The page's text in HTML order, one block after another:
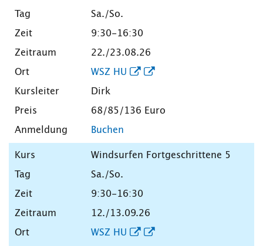
Sa./So.
9:30-16:30
22./23.08.26
WSZ HU
Dirk
68/85/136 Euro
Buchen
Windsurfen Fortgeschrittene 5
Sa./So.
9:30-16:30
12./13.09.26
WSZ HU